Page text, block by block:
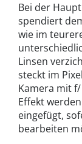
Bei der
spendiert
wie im
Linsen
steckt im
Kamera mit
Effekt
eingefügt,
bearbeiten